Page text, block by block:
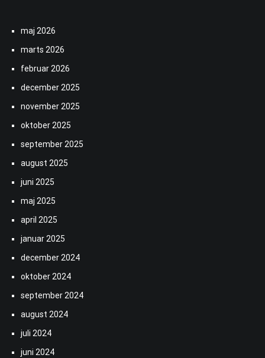
maj 2026
marts 2026
februar 2026
december 2025
november 2025
oktober 2025
september 2025
august 2025
juni 2025
maj 2025
april 2025
januar 2025
december 2024
oktober 2024
september 2024
august 2024
juli 2024
juni 2024